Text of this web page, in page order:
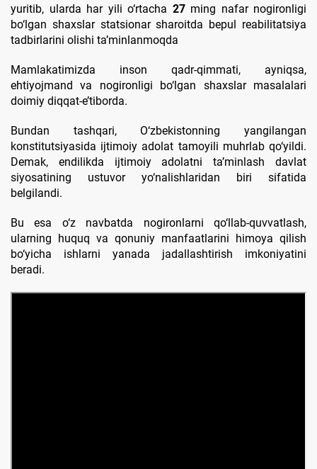
yuritib, ularda har yili o‘rtacha 27ming nafar nogironligi
bo‘lgan shaxslar statsionar sharoitda bepul reabilitatsiya
tadbirlarini olishi ta’minlanmoqda
Mamlakatimizda inson qadr-qimmati, ayniqsa,
ehtiyojmand va nogironligi bo‘lgan shaxslar masalalari
doimiy diqqat-e’tiborda.
Bundan tashqari, O‘zbekistonning yangilangan
konstitutsiyasida ijtimoiy adolat tamoyili muhrlab qo‘yildi.
Demak, endilikda ijtimoiy adolatni ta’minlash davlat
siyosatining ustuvor yo‘nalishlaridan biri sifatida
belgilandi.
Bu esa o‘z navbatda nogironlarni qo‘llab-quvvatlash,
ularning huquq va qonuniy manfaatlarini himoya qilish
bo‘yicha ishlarni yanada jadallashtirish imkoniyatini
beradi.